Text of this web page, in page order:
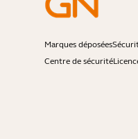
Marques déposées
Centre de sécurité